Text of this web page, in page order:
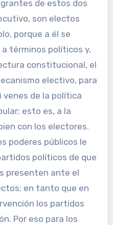
de estos dos
son electos
porque a él se
términos políticos y,
constitucional, el
electivo, para
de la política
esto es, a la
con los electores.
poderes públicos le
políticos de que
presenten ante el
en tanto que en
los partidos
Por eso para los